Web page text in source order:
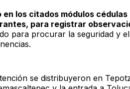
en los citados módulos
para registrar
para procurar la seguridad y
se distribuyeron en